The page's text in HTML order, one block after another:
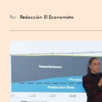
Por Redacción El Economista